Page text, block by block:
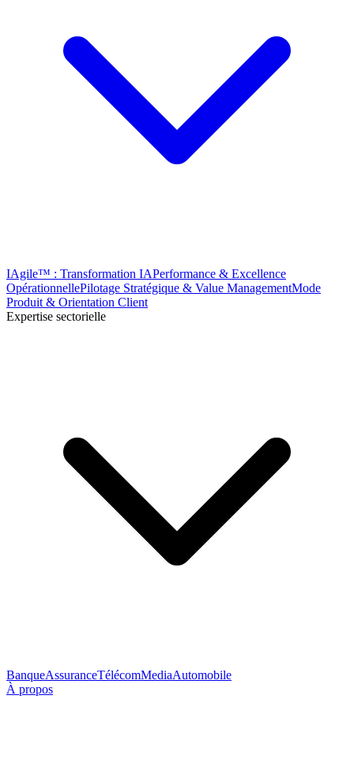
IAgile™ : Transformation IAPerformance & Excellence
OpérationnellePilotage Stratégique & Value ManagementMode
Produit & Orientation Client
Expertise sectorielle
BanqueAssuranceTélécomMediaAutomobile
À propos